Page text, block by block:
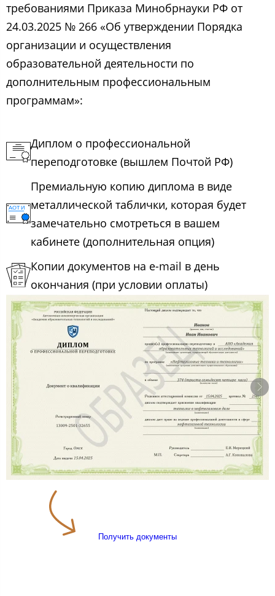
требованиями Приказа Минобрнауки РФ от
24.03.2025 № 266 «Об утверждении Порядка
организации и осуществления
образовательной деятельности по
дополнительным профессиональным
программам»:
Диплом о профессиональной
переподготовке (вышлем Почтой РФ)
Премиальную копию диплома в виде
металлической таблички, которая будет
замечательно смотреться в вашем
кабинете (дополнительная опция)
Копии документов на e-mail в день
окончания (при условии оплаты)
Получить документы